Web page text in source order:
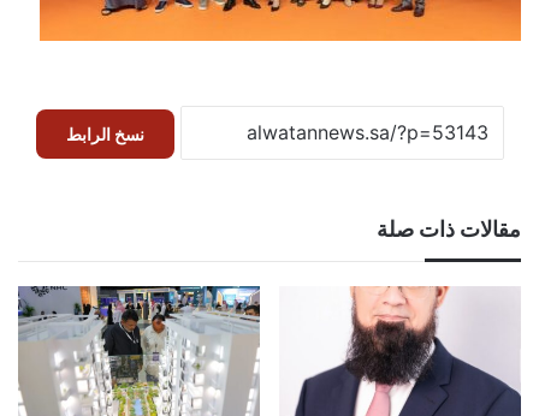
نسخ الرابط
مقالات ذات صلة